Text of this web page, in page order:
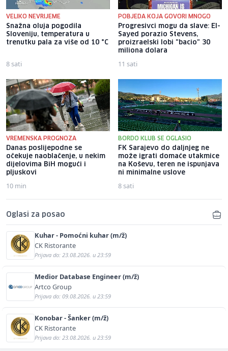
VELIKO NEVRIJEME
Snažna oluja pogodila
Sloveniju, temperatura u
trenutku pala za više od 10 °C
8 sati
POBJEDA KOJA GOVORI MNOGO
Progresivci mogu da slave: El-
Sayed porazio Stevens,
proizraelski lobi "bacio" 30
miliona dolara
11 sati
VREMENSKA PROGNOZA
Danas poslijepodne se
očekuje naoblačenje, u nekim
dijelovima BiH mogući i
pljuskovi
10 min
BORDO KLUB SE OGLASIO
FK Sarajevo do daljnjeg ne
može igrati domaće utakmice
na Koševu, teren ne ispunjava
ni minimalne uslove
8 sati
Oglasi za posao
Kuhar - Pomoćni kuhar (m/ž)
CK Ristorante
Prijava do: 23.08.2026. u 23:59
Medior Database Engineer (m/ž)
Artco Group
Prijava do: 09.08.2026. u 23:59
Konobar - Šanker (m/ž)
CK Ristorante
Prijava do: 23.08.2026. u 23:59